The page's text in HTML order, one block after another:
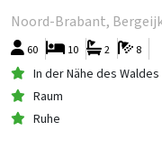
Noord-Brabant,
60 8
2
10
In der Nähe des Waldes
Raum
Ruhe